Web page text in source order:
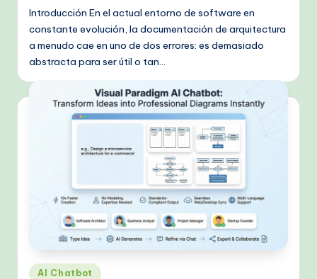
Introducción En el actual entorno de software en
constante evolución, la documentación de arquitectura
a menudo cae en uno de dos errores: es demasiado
abstracta para ser útil o tan…
Publicado
AI Chatbot